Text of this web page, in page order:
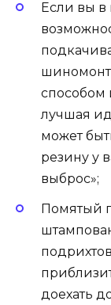
Если вы в
способом
лучшая
может
резину у
выброс»;
Помятый
доехать